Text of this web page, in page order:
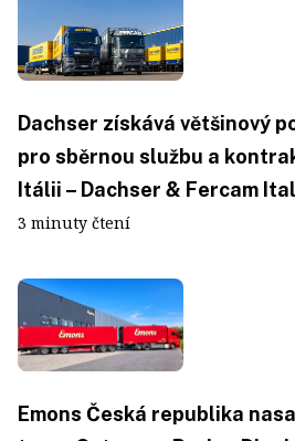
Dachser získává většinový
pro sběrnou službu a
Itálii – Dachser & Fercam
3 minuty čtení
Emons Česká republika